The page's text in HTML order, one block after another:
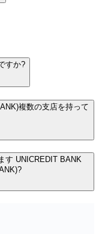
すか?
複数の支店を持って
す UNICREDIT BANK